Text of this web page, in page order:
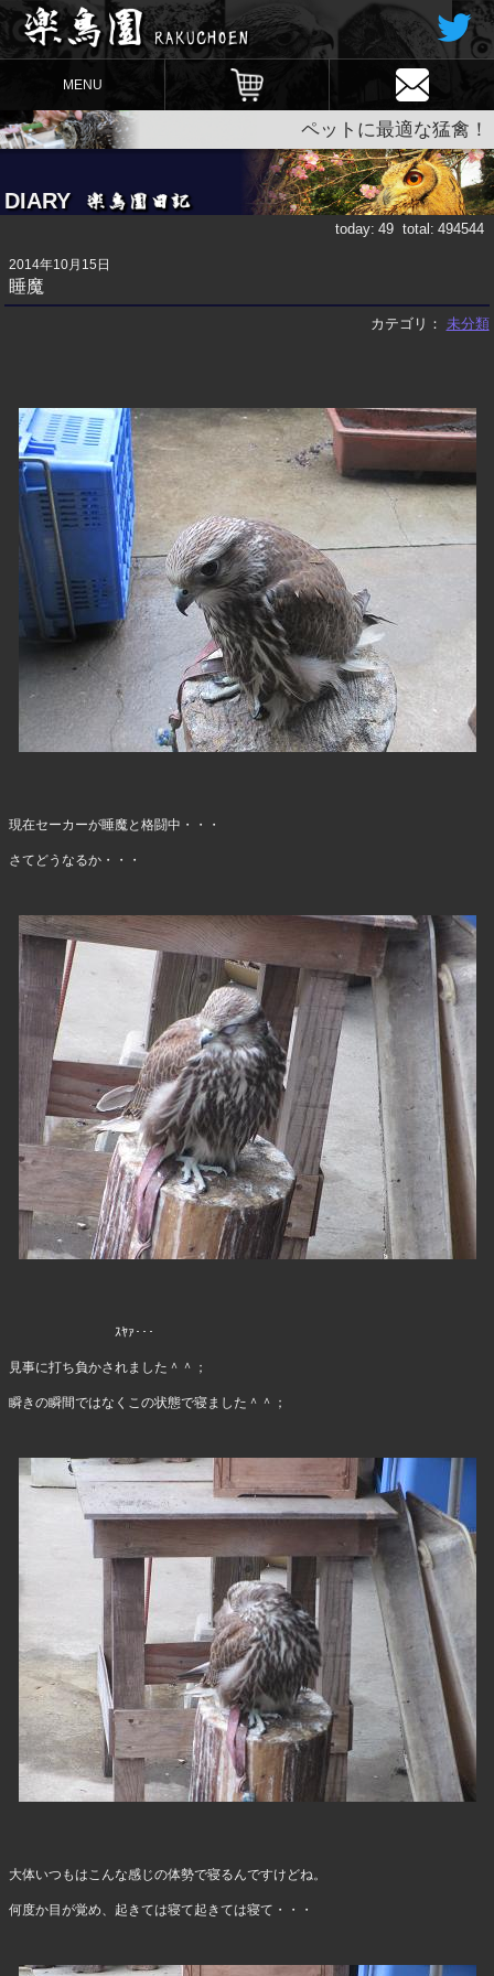
MENU
ペットに最適な猛禽！
DIARY
today: 49 total: 494544
2014年10月15日
睡魔
カテゴリ： 未分類
現在セーカーが睡魔と格闘中・・・
さてどうなるか・・・
ｽﾔｧ･･･
見事に打ち負かされました＾＾；
瞬きの瞬間ではなくこの状態で寝ました＾＾；
大体いつもはこんな感じの体勢で寝るんですけどね。
何度か目が覚め、起きては寝て起きては寝て・・・